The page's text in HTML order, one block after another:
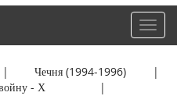
Чечня (1994-1996) |
- Х |